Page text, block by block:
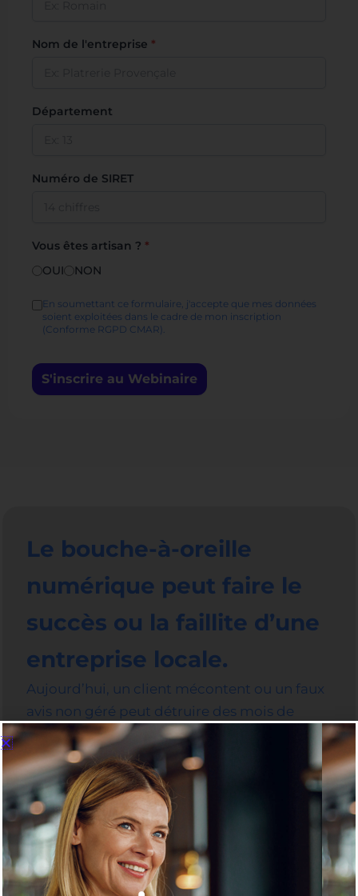
Nom de l'entreprise *
Département
Numéro de SIRET
Vous êtes artisan ? *
OUI
NON
En soumettant ce formulaire, j'accepte que mes données
soient exploitées dans le cadre de mon inscription
(Conforme RGPD CMAR).
S'inscrire au Webinaire
Le bouche-à-oreille
numérique peut faire le
succès ou la faillite d’une
entreprise locale.
Aujourd’hui, un client mécontent ou un faux
avis non géré peut détruire des mois de
travail. À l’inverse, une Fiche Google active et
des réponses professionnelles rassurent
immédiatement les futurs clients.
En partenariat avec les
Ateliers Numériques
Google, la CMA PACA vous propose un grand
rendez-vous de 2 heures (découpé en deux
modules de 1h) pour prendre définitivement